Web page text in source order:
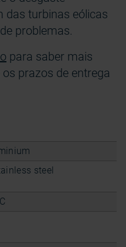
das turbinas eólicas
problemas.
para saber mais
prazos de entrega
steel